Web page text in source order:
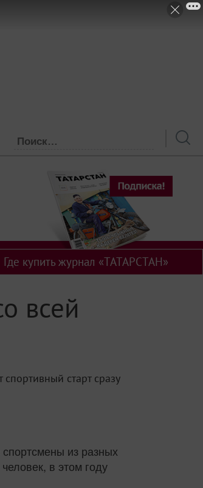
Где купить журнал «ТАТАРСТАН»
всей
старт сразу
из разных
в этом году